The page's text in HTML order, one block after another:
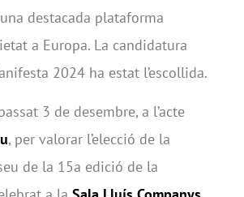
destacada plataforma
a Europa. La candidatura
2024 ha estat l’escollida.
3 de desembre, a l’acte
, per valorar l’elecció de la
de la 15a edició de la